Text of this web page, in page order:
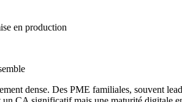
en production
dense. Des PME familiales, souvent